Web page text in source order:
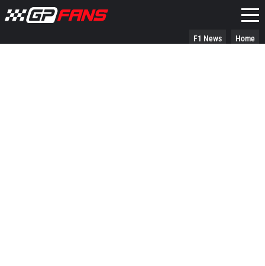
Home
F1 News